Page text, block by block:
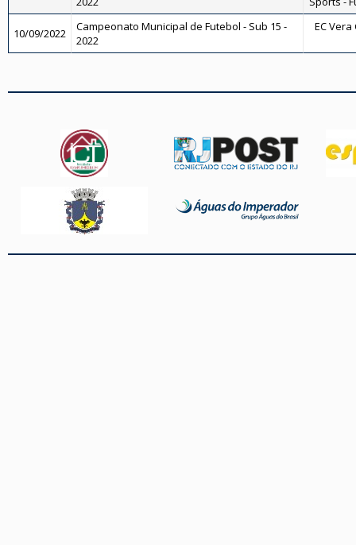
10/09/2022
Campeonato Municipal de Futebol - Sub 15 -
2022
EC Vera